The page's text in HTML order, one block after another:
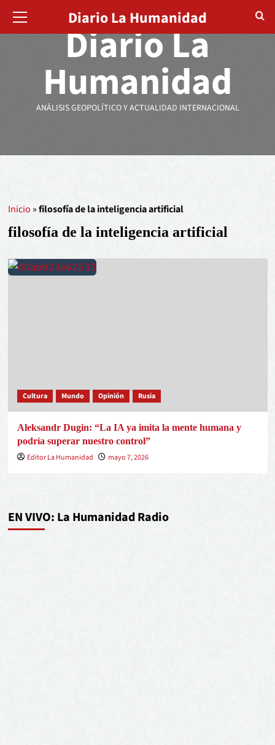
Diario La
Humanidad
ANÁLISIS GEOPOLÍTICO Y ACTUALIDAD INTERNACIONAL
Diario La Humanidad
Inicio »filosofía de la inteligencia artificial
filosofía de la inteligencia artificial
Cultura Mundo Opinión Rusia
Aleksandr Dugin: “La IA ya imita la mente humana y
podría superar nuestro control”
Editor La Humanidad
mayo 7, 2026
EN VIVO: La Humanidad Radio